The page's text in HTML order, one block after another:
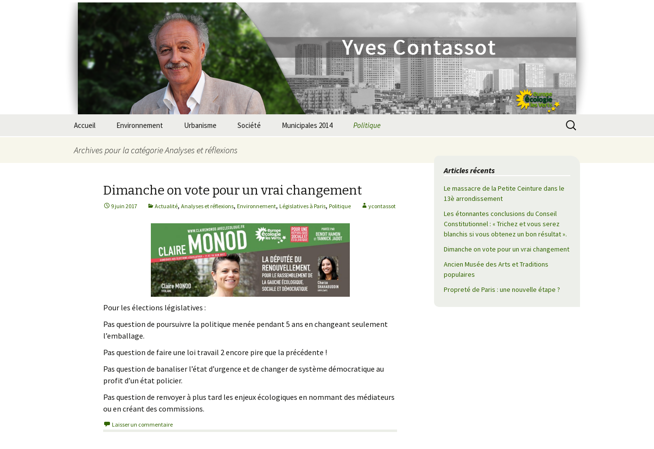
Yves Contassot
Aller
principal
Accueil
Communiqués
Revue de Presse
Environnement
Eau
Energie – Climat
Urbanisme
Grand Paris
Eco-construction
Logement
Nature, espace public
Société
l’environnement
Sans-papiers
Municipales 2014 Politique
Conseil de Paris
Rechercher :
Archives pour la catégorie Analyses et réflexions
Dimanche on vote pour un vrai changement
9 juin 2017 Actualité, Analyses et réflexions, Environnement, Législatives à Paris, Politique ycontassot
Pour les élections législatives :
Pas question de poursuivre la politique menée pendant 5 ans en changeant seulement
l’emballage.
Pas question de faire une loi travail 2 encore pire que la précédente !
Pas question de banaliser l’état d’urgence et de changer de système démocratique au
profit d’un état policier.
Pas question de renvoyer à plus tard les enjeux écologiques en nommant des médiateurs
ou en créant des commissions.
Laisser un commentaire
Articles récents
Le massacre de la Petite Ceinture dans le
13è arrondissement
Les étonnantes conclusions du Conseil
Constitutionnel : « Trichez et vous serez
blanchis si vous obtenez un bon résultat ».
Dimanche on vote pour un vrai changement
Ancien Musée des Arts et Traditions
populaires
Propreté de Paris : une nouvelle étape ?